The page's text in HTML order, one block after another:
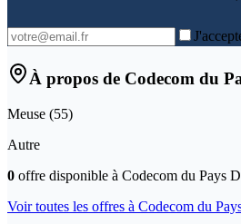
À propos de Codecom du
Meuse (55)
Autre
0 offre disponible à Codecom du Pays
Voir toutes les offres à Codecom du